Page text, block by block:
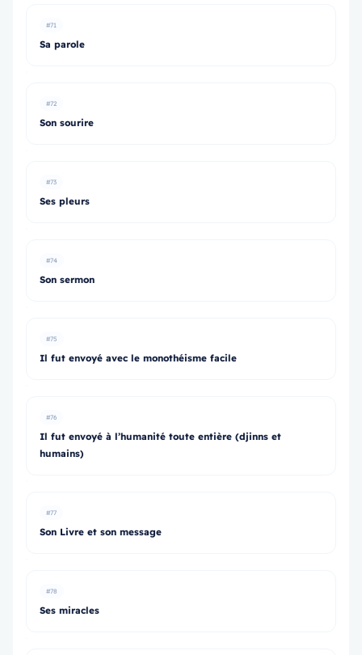
#71
Sa parole
#72
Son sourire
#73
Ses pleurs
#74
Son sermon
#75
Il fut envoyé avec le monothéisme facile
#76
Il fut envoyé à l’humanité toute entière (djinns et
humains)
#77
Son Livre et son message
#78
Ses miracles